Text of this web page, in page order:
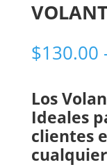
$130.00
Los
Ideales
clientes